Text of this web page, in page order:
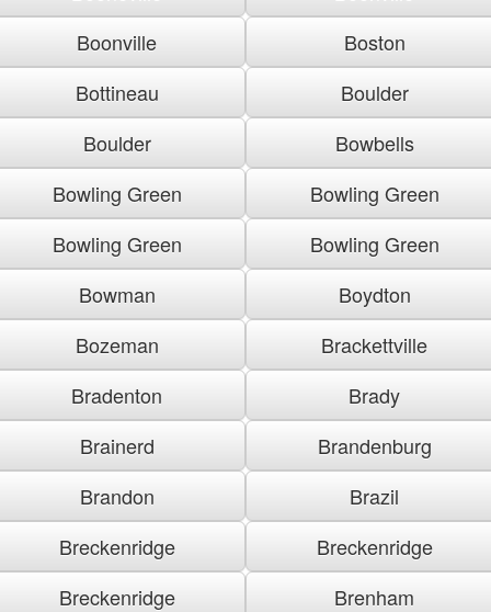
Boonville
Boston
Bottineau
Boulder
Boulder
Bowbells
Bowling Green
Bowling Green
Bowling Green
Bowling Green
Bowman
Boydton
Bozeman
Brackettville
Bradenton
Brady
Brainerd
Brandenburg
Brandon
Brazil
Breckenridge
Breckenridge
Breckenridge
Brenham